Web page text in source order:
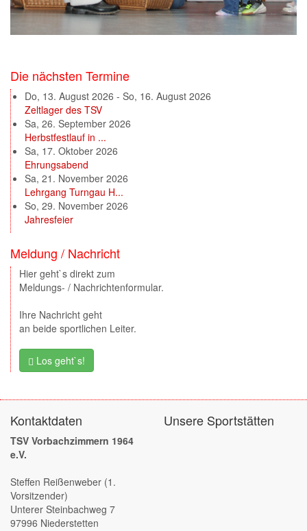
Die nächsten Termine
Do, 13. August 2026 - So, 16. August 2026
Zeltlager des TSV
Sa, 26. September 2026
Herbstfestlauf in ...
Sa, 17. Oktober 2026
Ehrungsabend
Sa, 21. November 2026
Lehrgang Turngau H...
So, 29. November 2026
Jahresfeier
Meldung / Nachricht
Hier geht`s direkt zum
Meldungs- / Nachrichtenformular.
Ihre Nachricht geht
an beide sportlichen Leiter.
Los geht`s!
Kontaktdaten
TSV Vorbachzimmern 1964
e.V.
Steffen Reißenweber (1.
Vorsitzender)
Unterer Steinbachweg 7
97996 Niederstetten
Unsere Sportstätten